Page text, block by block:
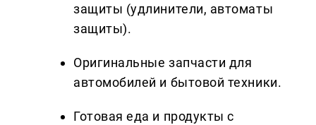
защиты (удлинители, автоматы
защиты).
Оригинальные запчасти для
автомобилей и бытовой техники.
Готовая еда и продукты с